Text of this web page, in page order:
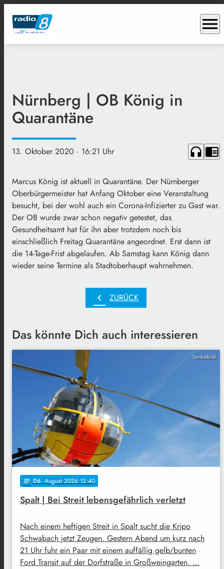
menu
Nürnberg | OB König in
Quarantäne
13. Oktober 2020 · 16:21 Uhr headphones chrome_reader_mode
Marcus König ist aktuell in Quarantäne. Der Nürnberger
Oberbürgermeister hat Anfang Oktober eine Veranstaltung
besucht, bei der wohl auch ein Corona-Infizierter zu Gast war.
Der OB wurde zwar schon negativ getestet, das
Gesundheitsamt hat für ihn aber trotzdem noch bis
einschließlich Freitag Quarantäne angeordnet. Erst dann ist
die 14-Tage-Frist abgelaufen. Ab Samstag kann König dann
wieder seine Termine als Stadtoberhaupt wahrnehmen.
chevron_left ZURÜCK
Das könnte Dich auch interessieren
Symbolbild
notes 06. August 2026 12:40
Spalt | Bei Streit lebensgefährlich verletzt
Nach einem heftigen Streit in Spalt sucht die Kripo
Schwabach jetzt Zeugen. Gestern Abend um kurz nach
21 Uhr fuhr ein Paar mit einem auffällig gelb/bunten
Ford Transit auf der Dorfstraße in Großweingarten. …